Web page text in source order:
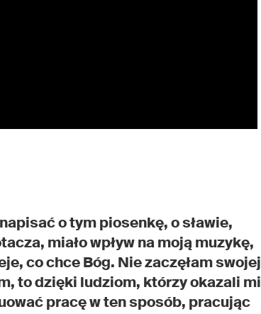
o tym piosenkę, o sławie,
miało wpływ na moją muzykę,
co chce Bóg. Nie zaczęłam swojej
to dzięki ludziom, którzy okazali mi
pracę w ten sposób, pracując